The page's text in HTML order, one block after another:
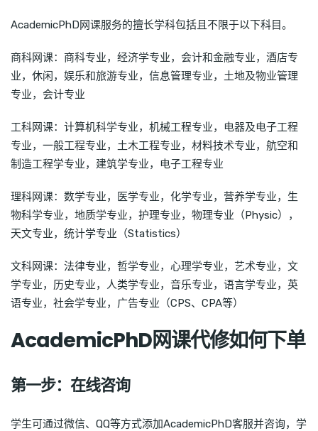
AcademicPhD网课服务的擅长学科包括且不限于以下科目。
商科网课：商科专业，经济学专业，会计和金融专业，酒店专
业，休闲，娱乐和旅游专业，信息管理专业，土地及物业管理
专业，会计专业
工科网课：计算机科学专业，机械工程专业，电器及电子工程
专业，一般工程专业，土木工程专业，材料技术专业，航空和
制造工程学专业，建筑学专业，电子工程专业
理科网课：数学专业，医学专业，化学专业，营养学专业，生
物科学专业，地质学专业，护理专业，物理专业（Physic），
天文专业，统计学专业（Statistics）
文科网课：法律专业，哲学专业，心理学专业，艺术专业，文
学专业，历史专业，人类学专业，音乐专业，语言学专业，英
语专业，社会学专业，广告专业（CPS、CPA等）
AcademicPhD网课代修如何下单
第一步：在线咨询
学生可通过微信、QQ等方式添加AcademicPhD客服并咨询，学